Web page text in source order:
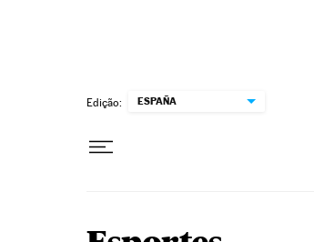
Edição: ESPAÑA